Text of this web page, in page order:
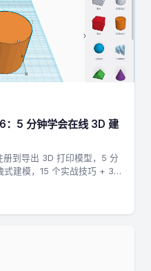
5 分钟学会在线 3D 建
到导出 3D 打印模型，5 分
式建模，15 个实战技巧 + 3